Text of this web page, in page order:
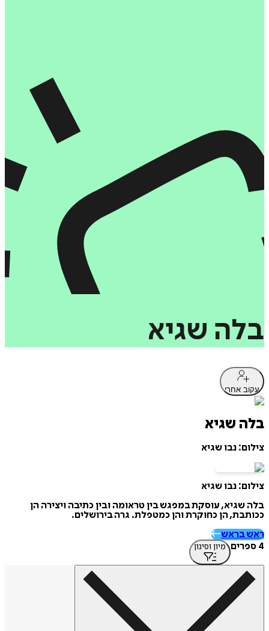
בלה שגיא
עקוב אחרי
בלה שגיא
צילום: נבו שגיא
צילום: נבו שגיא
בלה שגיא, עוסקת במפגש בין טראומה ובין כתיבה ויצירה הן
ככותבת, הן כחוקרת והן כמטפלת. גרה בירושלים.
ראש בראש
4 ספרים
מיון וסינון